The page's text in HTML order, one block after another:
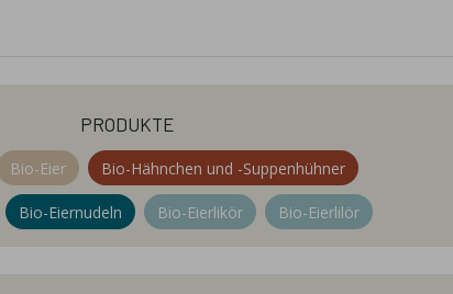
produkte
Bio-Eier Bio-Hähnchen und -Suppenhühner
Bio-Eiernudeln Bio-Eierlikör Bio-Eierlilör